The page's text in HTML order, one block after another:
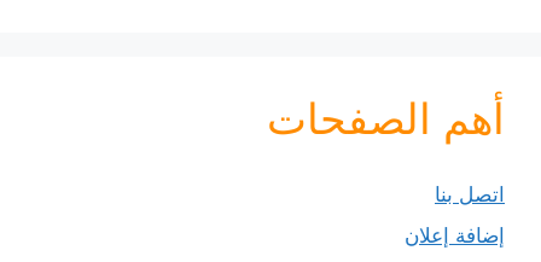
أهم الصفحات
اتصل بنا
إضافة إعلان